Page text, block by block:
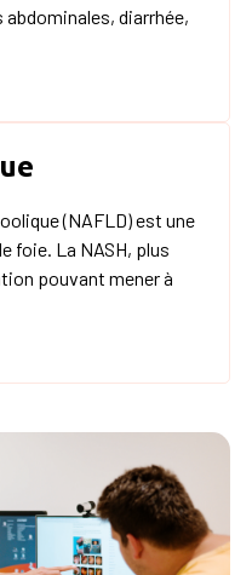
diarrhée,
(NAFLD) est une
foie. La NASH, plus
pouvant mener à